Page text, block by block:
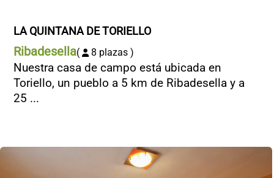
LA QUINTANA DE TORIELLO
Ribadesella( 8 plazas )
Nuestra casa de campo está ubicada en
Toriello, un pueblo a 5 km de Ribadesella y a
25 ...